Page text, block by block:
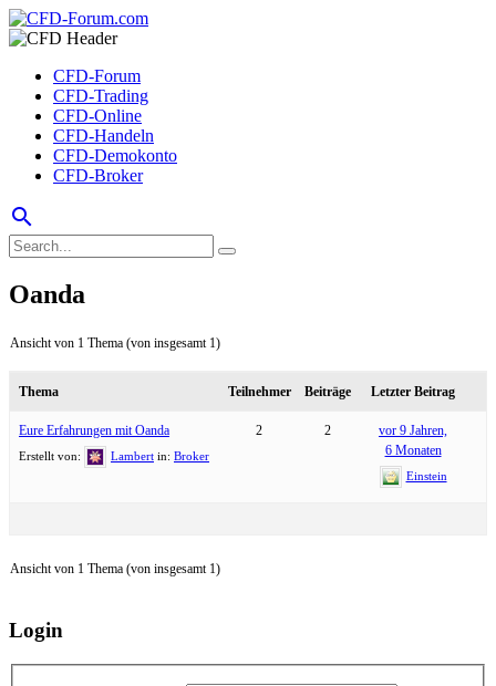
CFD-Forum
CFD-Trading
CFD-Online
CFD-Handeln
CFD-Demokonto
CFD-Broker
search
Oanda
Ansicht von 1 Thema (von insgesamt 1)
Thema Teilnehmer Beiträge Letzter Beitrag
Eure Erfahrungen mit Oanda
Erstellt von: Lambert in: Broker
2 2
vor 9 Jahren,
6 Monaten
Einstein
Ansicht von 1 Thema (von insgesamt 1)
Login